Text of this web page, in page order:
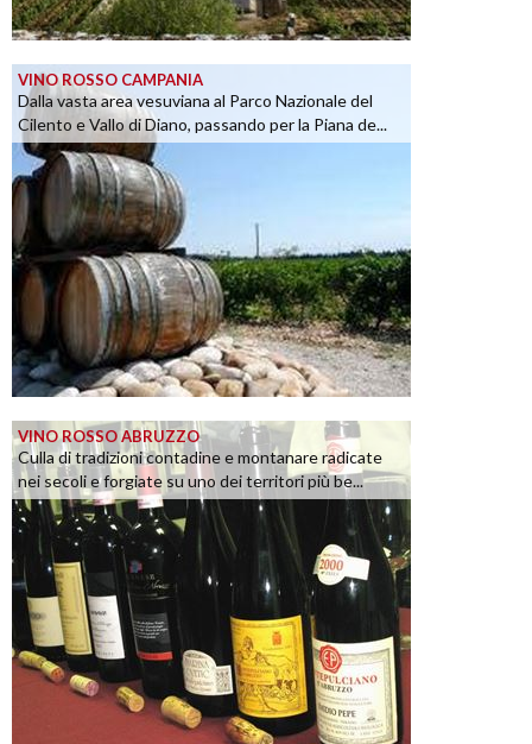
VINO ROSSO CAMPANIA
Dalla vasta area vesuviana al Parco Nazionale del
Cilento e Vallo di Diano, passando per la Piana de...
VINO ROSSO ABRUZZO
Culla di tradizioni contadine e montanare radicate
nei secoli e forgiate su uno dei territori più be...